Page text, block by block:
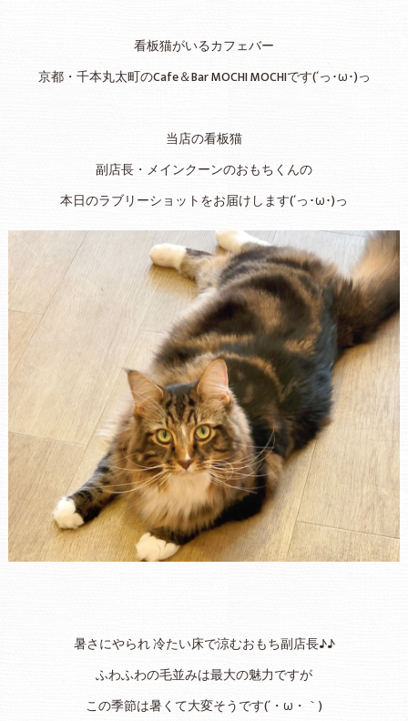
看板猫がいるカフェバー
京都・千本丸太町のCafe＆Bar MOCHI MOCHIです(´っ･ω･)っ
当店の看板猫
副店長・メインクーンのおもちくんの
本日のラブリーショットをお届けします(´っ･ω･)っ
暑さにやられ 冷たい床で涼むおもち副店長♪♪
ふわふわの毛並みは最大の魅力ですが
この季節は暑くて大変そうです(´・ω・｀)